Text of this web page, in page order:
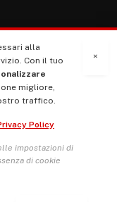
×
alla
Con il tuo
migliore,
traffico.
Policy
impostazioni di
di cookie